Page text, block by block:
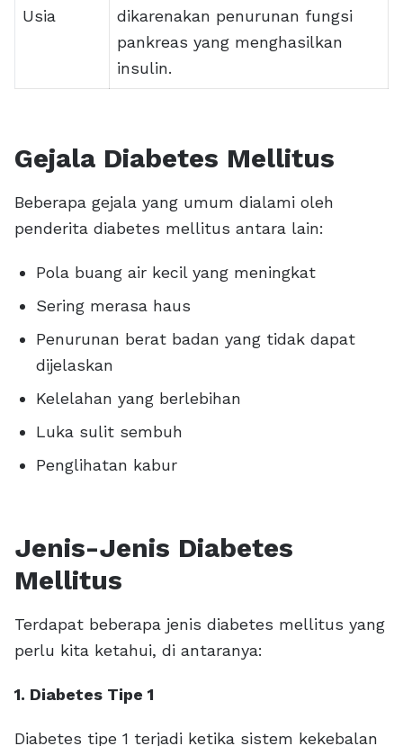
Usia
dikarenakan penurunan fungsi
pankreas yang menghasilkan
insulin.
Gejala Diabetes Mellitus
Beberapa gejala yang umum dialami oleh
penderita diabetes mellitus antara lain:
Pola buang air kecil yang meningkat
Sering merasa haus
Penurunan berat badan yang tidak dapat
dijelaskan
Kelelahan yang berlebihan
Luka sulit sembuh
Penglihatan kabur
Jenis-Jenis Diabetes
Mellitus
Terdapat beberapa jenis diabetes mellitus yang
perlu kita ketahui, di antaranya:
1. Diabetes Tipe 1
Diabetes tipe 1 terjadi ketika sistem kekebalan